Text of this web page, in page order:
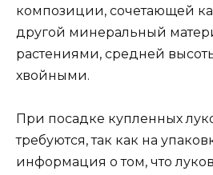
композиции, сочетающей
другой минеральный
растениями, средней
хвойными.
При посадке купленных
требуются, так как на
информация о том, что